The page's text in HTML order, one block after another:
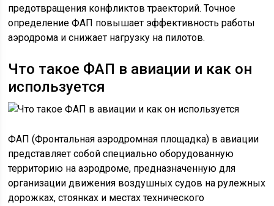
предотвращения конфликтов траекторий. Точное
определение ФАП повышает эффективность работы
аэродрома и снижает нагрузку на пилотов.
Что такое ФАП в авиации и как он
используется
ФАП (Фронтальная аэродромная площадка) в авиации
представляет собой специально оборудованную
территорию на аэродроме, предназначенную для
организации движения воздушных судов на рулежных
дорожках, стоянках и местах технического